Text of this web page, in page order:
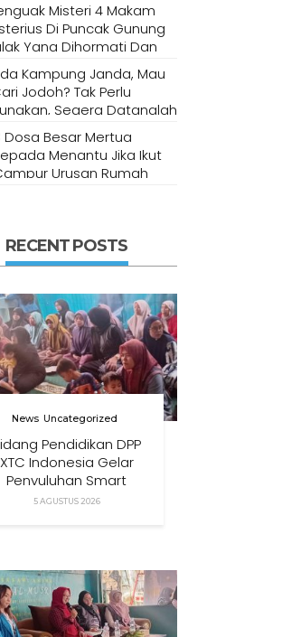
Misteri 4 Makam
Di Puncak Gunung
Yang Dihormati Dan
Tempat Suci Oleh
Setempat
Kampung Janda, Mau
Jodoh? Tak Perlu
Segera Datanglah
Desa Ini
Dosa Besar Mertua
Menantu Jika Ikut
Urusan Rumah
RECENT POSTS
News Uncategorized
Pendidikan DPP
XTC Indonesia Gelar
Penyuluhan Smart
Parenting Di Desa
5 AGUSTUS 2026